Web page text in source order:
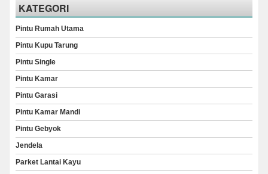
KATEGORI
Pintu Rumah Utama
Pintu Kupu Tarung
Pintu Single
Pintu Kamar
Pintu Garasi
Pintu Kamar Mandi
Pintu Gebyok
Jendela
Parket Lantai Kayu